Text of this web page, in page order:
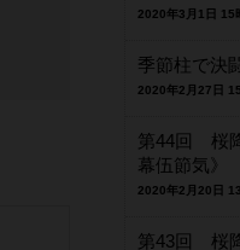
2020年3月1日 15
季節柱で決
2020年2月27日
第44回 桜
幕伍節気》
2020年2月20日
第43回 桜